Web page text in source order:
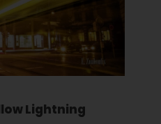
Lightning